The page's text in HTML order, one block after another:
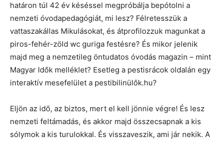
határon túl 42 év késéssel megpróbálja bepótolni a
nemzeti óvodapedagógiát, mi lesz? Félretesszük a
vattaszakállas Mikulásokat, és átprofilozzuk magunkat a
piros-fehér-zöld wc guriga festésre? És mikor jelenik
majd meg a nemzetileg öntudatos óvodás magazin – mint
Magyar Idők melléklet? Esetleg a pestisrácok oldalán egy
interaktív mesefelület a pestibilinülők.hu?
Eljön az idő, az biztos, mert el kell jönnie végre! És lesz
nemzeti feltámadás, és akkor majd összecsapnak a kis
sólymok a kis turulokkal. És visszaveszik, ami jár nekik. A